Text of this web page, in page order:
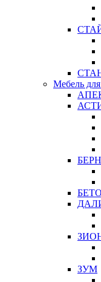
Мебель
БЕРН
ЗУМ